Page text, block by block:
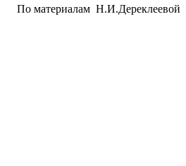
По материалам Н.И.Дереклеевой